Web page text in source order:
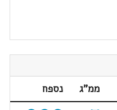
ממ"ג
נספח